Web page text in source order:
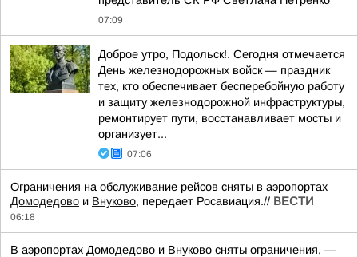
07:09
Доброе утро, Подольск!. Сегодня отмечается
День железнодорожных войск — праздник
тех, кто обеспечивает бесперебойную работу
и защиту железнодорожной инфраструктуры,
ремонтирует пути, восстанавливает мосты и
организует...
07:06
Ограничения на обслуживание рейсов сняты в аэропортах
Домодедово и Внуково, передает Росавиация.// ВЕСТИ
06:18
В аэропортах Домодедово и Внуково сняты ограничения, —